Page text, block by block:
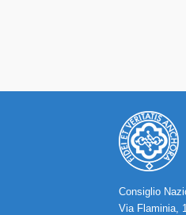
Consiglio
Via Flaminia,